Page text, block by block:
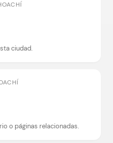
ciudad.
o páginas relacionadas.